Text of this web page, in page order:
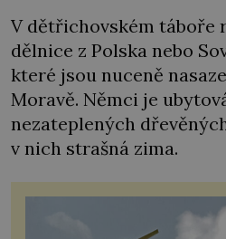
V dětřichovském táboře
dělnice z Polska nebo
které jsou nuceně
Moravě. Němci je
nezateplených
v nich strašná zima.